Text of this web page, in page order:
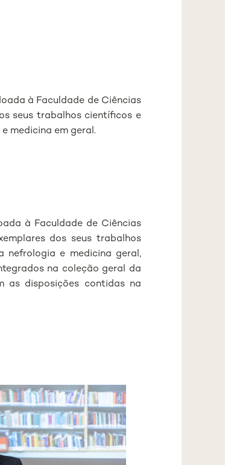
à Faculdade de Ciências
seus trabalhos científicos e
medicina em geral.
à Faculdade de Ciências
dos seus trabalhos
nefrologia e medicina geral,
na coleção geral da
as disposições contidas na